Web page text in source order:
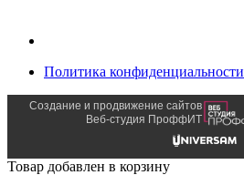
Политика конфиденциальности
Создание и продвижение сайтов
Веб-студия ПроффИТ
Товар добавлен в корзину